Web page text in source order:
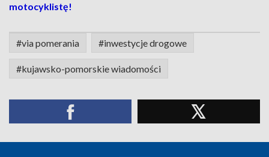
motocyklistę!
#via pomerania #inwestycje drogowe
#kujawsko-pomorskie wiadomości